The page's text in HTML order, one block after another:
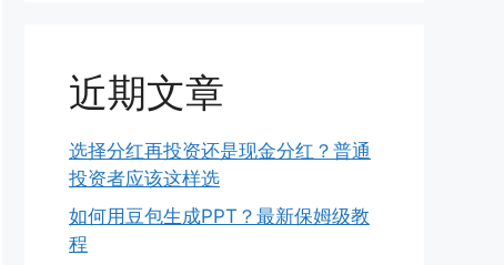
近期文章
选择分红再投资还是现金分红？普通
投资者应该这样选
如何用豆包生成PPT？最新保姆级教
程